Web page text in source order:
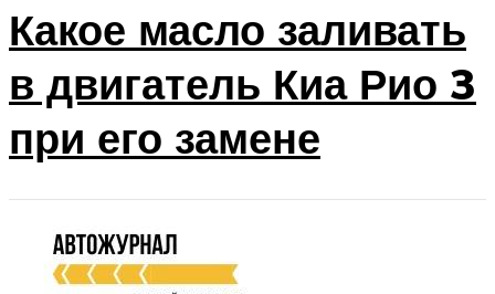
Какое масло заливать
в двигатель Киа Рио 3
при его замене